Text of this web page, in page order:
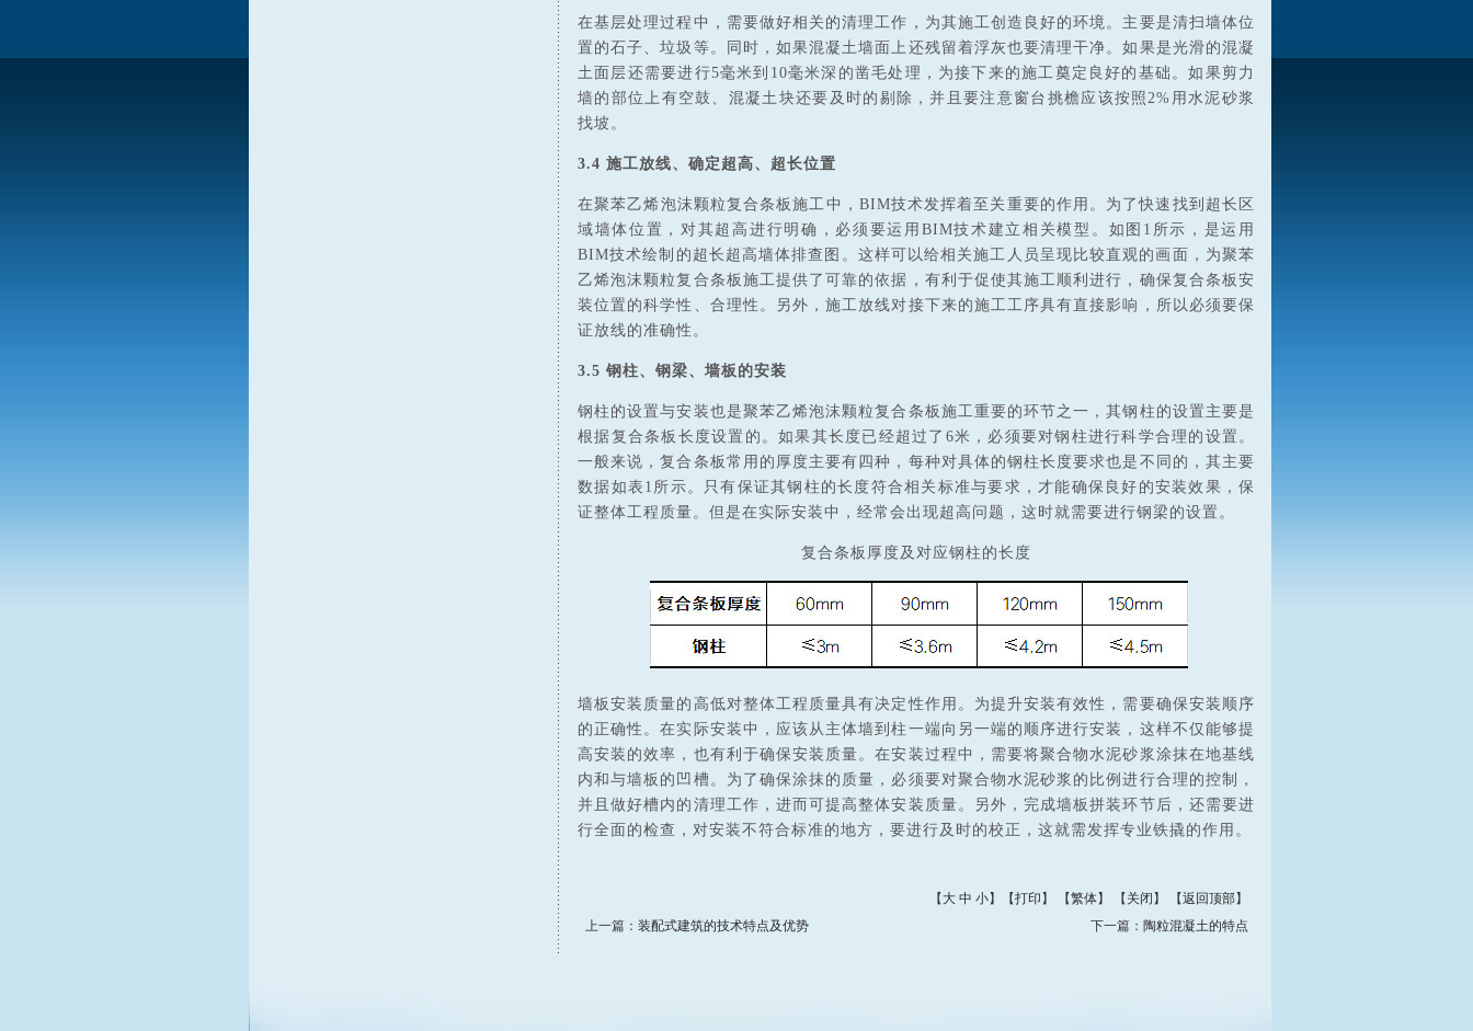
在基层处理过程中，需要做好相关的清理工作，为其施工创造良好的环境。主要是清扫墙体位
置的石子、垃圾等。同时，如果混凝土墙面上还残留着浮灰也要清理干净。如果是光滑的混凝
土面层还需要进行5毫米到10毫米深的凿毛处理，为接下来的施工奠定良好的基础。如果剪力
墙的部位上有空鼓、混凝土块还要及时的剔除，并且要注意窗台挑檐应该按照2%用水泥砂浆
找坡。
3.4 施工放线、确定超高、超长位置
在聚苯乙烯泡沫颗粒复合条板施工中，BIM技术发挥着至关重要的作用。为了快速找到超长区
域墙体位置，对其超高进行明确，必须要运用BIM技术建立相关模型。如图1所示，是运用
BIM技术绘制的超长超高墙体排查图。这样可以给相关施工人员呈现比较直观的画面，为聚苯
乙烯泡沫颗粒复合条板施工提供了可靠的依据，有利于促使其施工顺利进行，确保复合条板安
装位置的科学性、合理性。另外，施工放线对接下来的施工工序具有直接影响，所以必须要保
证放线的准确性。
3.5 钢柱、钢梁、墙板的安装
钢柱的设置与安装也是聚苯乙烯泡沫颗粒复合条板施工重要的环节之一，其钢柱的设置主要是
根据复合条板长度设置的。如果其长度已经超过了6米，必须要对钢柱进行科学合理的设置。
一般来说，复合条板常用的厚度主要有四种，每种对具体的钢柱长度要求也是不同的，其主要
数据如表1所示。只有保证其钢柱的长度符合相关标准与要求，才能确保良好的安装效果，保
证整体工程质量。但是在实际安装中，经常会出现超高问题，这时就需要进行钢梁的设置。
复合条板厚度及对应钢柱的长度
墙板安装质量的高低对整体工程质量具有决定性作用。为提升安装有效性，需要确保安装顺序
的正确性。在实际安装中，应该从主体墙到柱一端向另一端的顺序进行安装，这样不仅能够提
高安装的效率，也有利于确保安装质量。在安装过程中，需要将聚合物水泥砂浆涂抹在地基线
内和与墙板的凹槽。为了确保涂抹的质量，必须要对聚合物水泥砂浆的比例进行合理的控制，
并且做好槽内的清理工作，进而可提高整体安装质量。另外，完成墙板拼装环节后，还需要进
行全面的检查，对安装不符合标准的地方，要进行及时的校正，这就需发挥专业铁撬的作用。
【 大 中 小】【打印 】 【繁体】 【 关闭 】 【返回顶部】
上一篇： 装配式建筑的技术特点及优势 下一篇： 陶粒混凝土的特点